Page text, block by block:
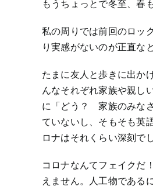
もうちょっとで冬至、春
私の周りでは前回のロッ
り実感がないのが正直な
たまに友人と歩きに出か
んなそれぞれ家族や親し
に「どう？ 家族のみな
ていないし、そもそも英
ロナはそれくらい深刻でし
コロナなんてフェイクだ
えません。人工物である